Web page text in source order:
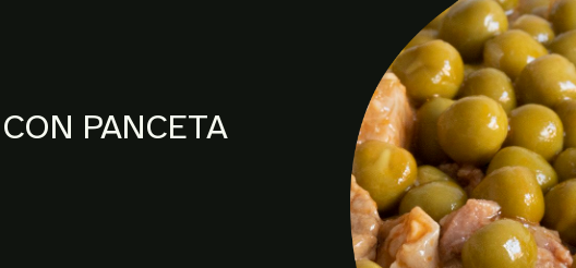
PANCETA